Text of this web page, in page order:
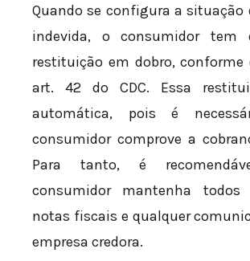
Quando se configura a situação
indevida, o consumidor
restituição em dobro, conforme
art. 42 do CDC. Essa
automática, pois é
consumidor comprove a
Para tanto, é
consumidor mantenha todos
notas fiscais e qualquer
empresa credora.